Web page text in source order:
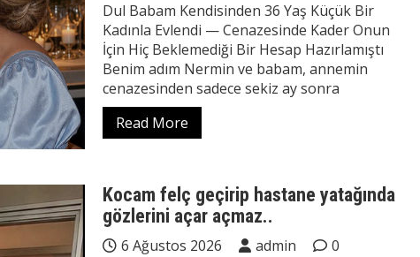
Dul Babam Kendisinden 36 Yaş Küçük Bir
Kadınla Evlendi — Cenazesinde Kader Onun
İçin Hiç Beklemediği Bir Hesap Hazırlamıştı
Benim adım Nermin ve babam, annemin
cenazesinden sadece sekiz ay sonra
Read More
Kocam felç geçirip hastane yatağında
gözlerini açar açmaz..
6 Ağustos 2026 admin
0